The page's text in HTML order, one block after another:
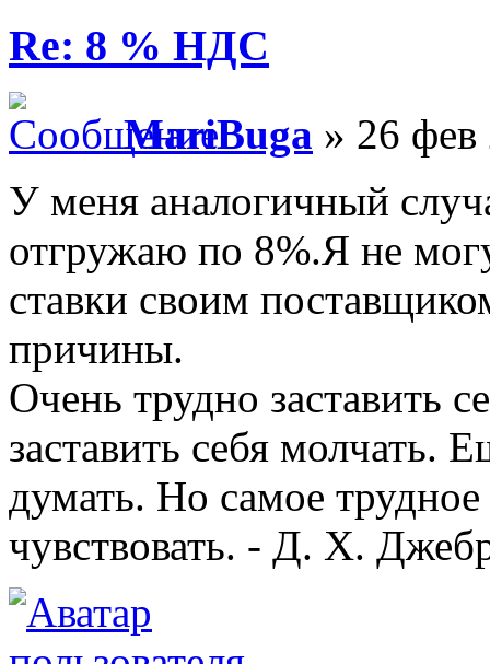
Re: 8 % НДС
MariBuga » 26
У меня аналогичный
отгружаю по 8%.Я не
ставки своим
причины.
Очень трудно заставить
заставить себя молчать.
думать. Но самое трудное
чувствовать. - Д. Х.